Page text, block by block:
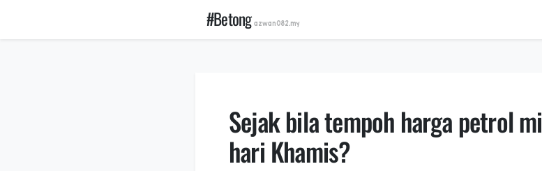
#Betong azwan082.my
Sejak bila tempoh harga petrol
hari Khamis?